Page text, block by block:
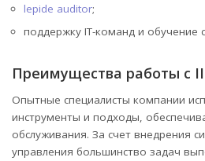
lepide auditor;
поддержку IТ-команд и обучение
Преимущества работы с
Опытные специалисты компании
инструменты и подходы,
обслуживания. За счет внедрения
управления большинство задач